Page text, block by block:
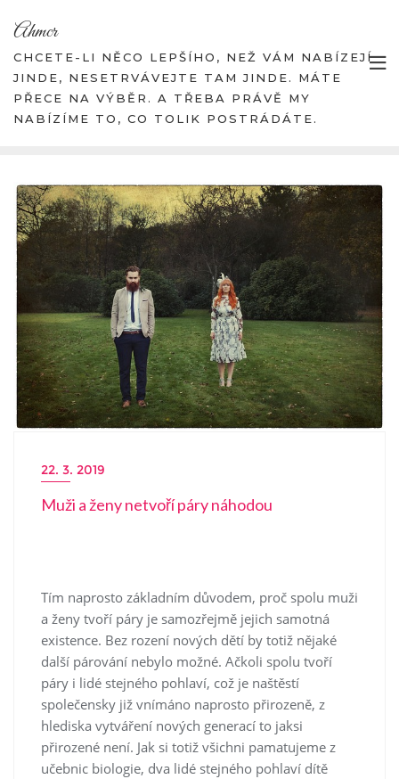
content
Ahmcr
CHCETE-LI NĚCO LEPŠÍHO, NEŽ VÁM NABÍZEJÍ
JINDE, NESETRVÁVEJTE TAM JINDE. MÁTE
PŘECE NA VÝBĚR. A TŘEBA PRÁVĚ MY
NABÍZÍME TO, CO TOLIK POSTRÁDÁTE.
22. 3. 2019
Muži a ženy netvoří páry náhodou
Tím naprosto základním důvodem, proč spolu muži
a ženy tvoří páry je samozřejmě jejich samotná
existence. Bez rození nových dětí by totiž nějaké
další párování nebylo možné. Ačkoli spolu tvoří
páry i lidé stejného pohlaví, což je naštěstí
společensky již vnímáno naprosto přirozeně, z
hlediska vytváření nových generací to jaksi
přirozené není. Jak si totiž všichni pamatujeme z
učebnic biologie, dva lidé stejného pohlaví dítě